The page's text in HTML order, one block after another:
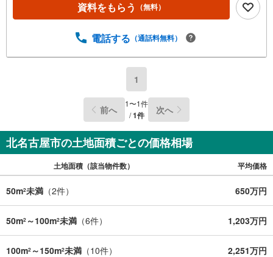
資料をもらう （無料）
電話する （通話料無料）
1
前へ 1〜1件
/1件 次へ
北名古屋市の土地面積ごとの価格相場
土地面積（該当物件数） 平均価格
50m2未満 （2件） 650万円
50m2 ～100m2未満 （6件） 1,203万円
100m2 ～150m2未満 （10件） 2,251万円